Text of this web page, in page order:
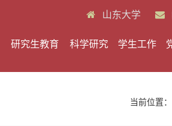
山东大学
研究生教育 科学研究 学生工作
当前位置：